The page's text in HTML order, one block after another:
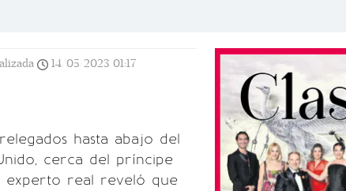
14/05/2023 01:17
hasta abajo del
cerca del príncipe
experto real reveló que